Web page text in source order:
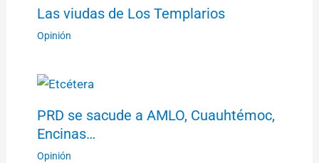
Las viudas de Los Templarios
Opinión
PRD se sacude a AMLO, Cuauhtémoc,
Encinas…
Opinión